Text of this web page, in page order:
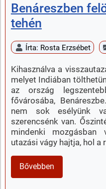
Benáreszben
tehén
Írta: Rosta Erzsébet
Kihasználva a
melyet Indiában
az ország
fővárosába,
nem sok esélyünk
szerencsénk van.
mindenki mozgásban
utazási vágy hajtja, hol a
Bővebben